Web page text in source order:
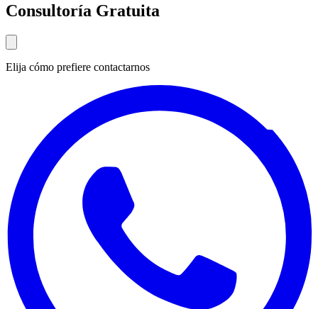
Consultoría Gratuita
Elija cómo prefiere contactarnos